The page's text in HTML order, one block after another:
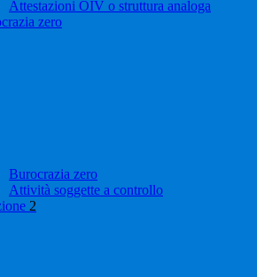
Attestazioni OIV o struttura analoga
zero
Burocrazia zero
Attività soggette a controllo
2